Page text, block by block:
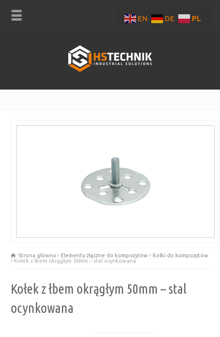
Strona główna Elementy złączne do kompozytów
Kołki do kompozytów
Kołek z łbem okrągłym 50mm – stal ocynkowana
Kołek z łbem okrągłym 50mm – stal
ocynkowana
EN DE PL